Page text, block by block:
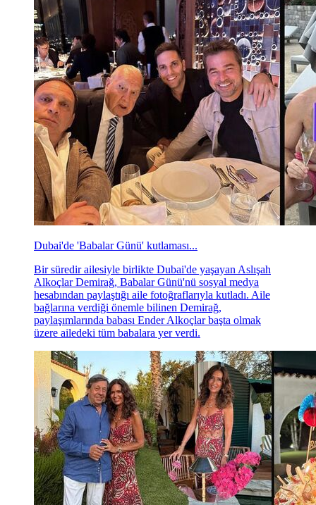
Dubai'de 'Babalar Günü' kutlaması...
Bir süredir ailesiyle birlikte Dubai'de yaşayan Aslışah
Alkoçlar Demirağ, Babalar Günü'nü sosyal medya
hesabından paylaştığı aile fotoğraflarıyla kutladı. Aile
bağlarına verdiği önemle bilinen Demirağ,
paylaşımlarında babası Ender Alkoçlar başta olmak
üzere ailedeki tüm babalara yer verdi.